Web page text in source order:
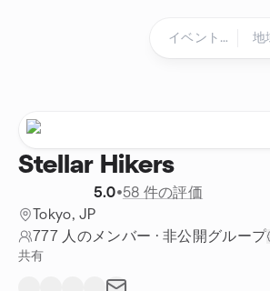
Stellar Hikers
5.0•58 件の評価
Tokyo, JP
777 人のメンバー ·非公開グループ
共有